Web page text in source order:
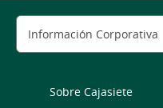
Sobre Cajasiete